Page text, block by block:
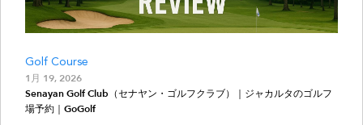
Golf Course
1月 19, 2026
Senayan Golf Club（セナヤン・ゴルフクラブ）｜ジャカルタのゴルフ
場予約｜GoGolf